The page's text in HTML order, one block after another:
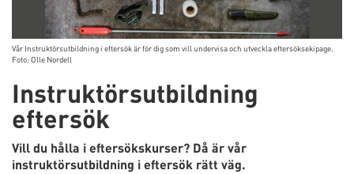
Vår Instruktörsutbildning i eftersök är för dig som vill undervisa och utveckla eftersöksekipage.
Foto: Olle Nordell
Instruktörsutbildning
eftersök
Vill du hålla i eftersökskurser? Då är vår
instruktörsutbildning i eftersök rätt väg.